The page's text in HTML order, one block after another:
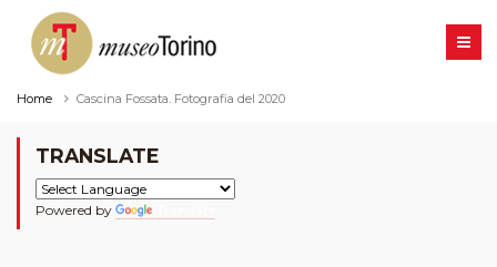
Home Cascina Fossata. Fotografia del 2020
TRANSLATE
Powered by